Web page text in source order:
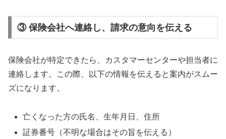
③ 保険会社へ連絡し、請求の意向を伝える
保険会社が特定できたら、カスタマーセンターや担当者に
連絡します。この際、以下の情報を伝えると案内がスムー
ズになります。
亡くなった方の氏名、生年月日、住所
証券番号（不明な場合はその旨を伝える）